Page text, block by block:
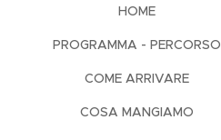
HOME
PROGRAMMA - PERCORSO
COME ARRIVARE
COSA MANGIAMO